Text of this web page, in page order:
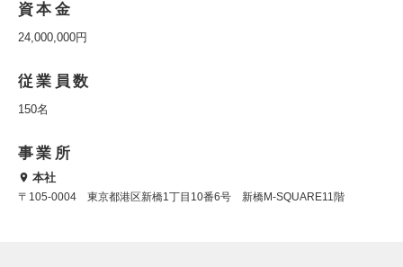
資本金
24,000,000円
従業員数
150名
事業所
本社
〒105-0004 東京都港区新橋1丁目10番6号 新橋M-SQUARE11階